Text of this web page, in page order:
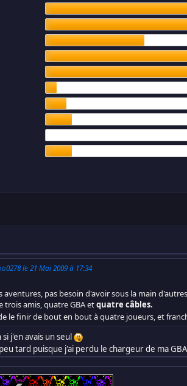
le 21 Mai 2009 à 17:34
aventures, pas besoin d'avoir sous la main
trois amis, quatre GBA etquatre câbles.
le finir de bout en bout à quatre joueurs, et
j'en avais un seul
tard puisque j'ai perdu le chargeur de ma GBA